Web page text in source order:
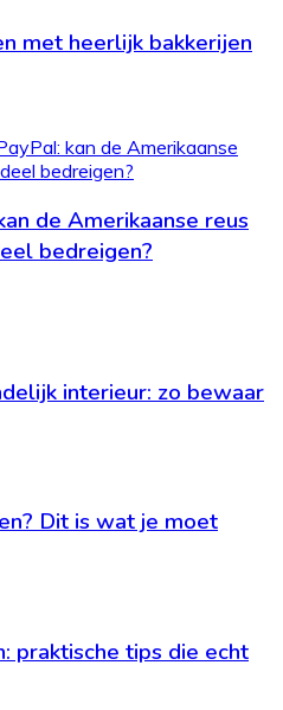
met heerlijk bakkerijen
de Amerikaanse reus
bedreigen?
interieur: zo bewaar
Dit is wat je moet
praktische tips die echt